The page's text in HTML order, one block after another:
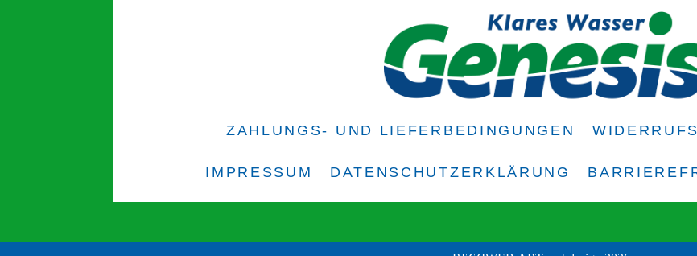
ZAHLUNGS- UND LIEFERBEDINGUNGEN
IMPRESSUM DATENSCHUTZERKLÄRUNG